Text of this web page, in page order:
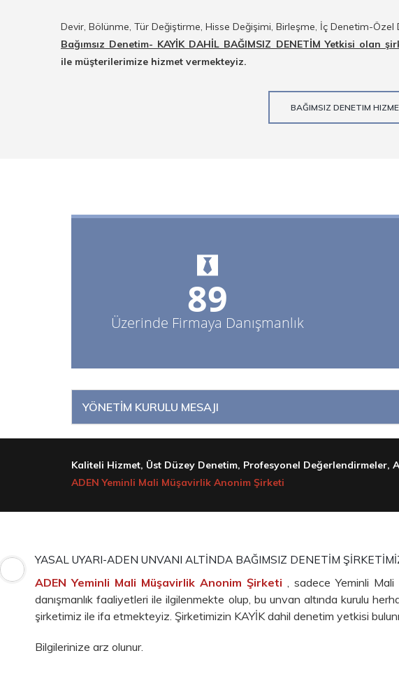
Devir, Bölünme, Tür Değiştirme, Hisse Değişimi, Birleşme, İç Denetim-Özel
Bağımsız Denetim- KAYİK DAHİL BAĞIMSIZ DENETİM Yetkisi olan
ile müşterilerimize hizmet vermekteyiz.
BAĞIMSIZ DENETIM
95+
Üzerinde Firmaya Danışmanlık
YÖNETİM KURULU MESAJI
Kaliteli Hizmet, Üst Düzey Denetim, Profesyonel Değerlendirmeler,
ADEN Yeminli Mali Müşavirlik Anonim Şirketi
YASAL UYARI-ADEN UNVANI ALTİNDA BAĞIMSIZ DENETİM
ADEN Yeminli Mali Müşavirlik Anonim Şirketi , sadece Yeminli
danışmanlık faaliyetleri ile ilgilenmekte olup, bu unvan altında kurulu
şirketimiz ile ifa etmekteyiz. Şirketimizin KAYİK dahil denetim yetkisi
Bilgilerinize arz olunur.